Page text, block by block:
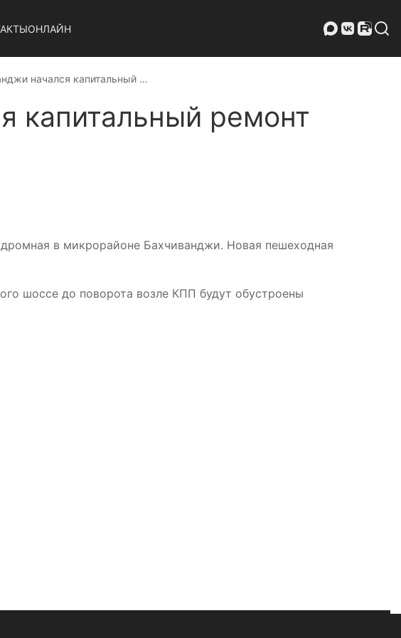
ОНЛАЙН
начался капитальный …
капитальный ремонт
в микрорайоне Бахчиванджи. Новая пешеходная
шоссе до поворота возле КПП будут обустроены